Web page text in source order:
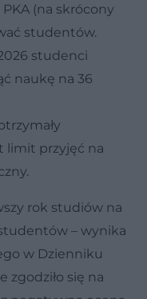
(na skrócony
studentów.
studenci
naukę na 36
limit przyjęć na
rok studiów na
– wynika
w Dzienniku
zgodziło się na